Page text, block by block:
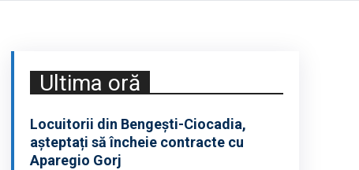
Ultima oră
Locuitorii din Bengești-Ciocadia,
așteptați să încheie contracte cu
Aparegio Gorj